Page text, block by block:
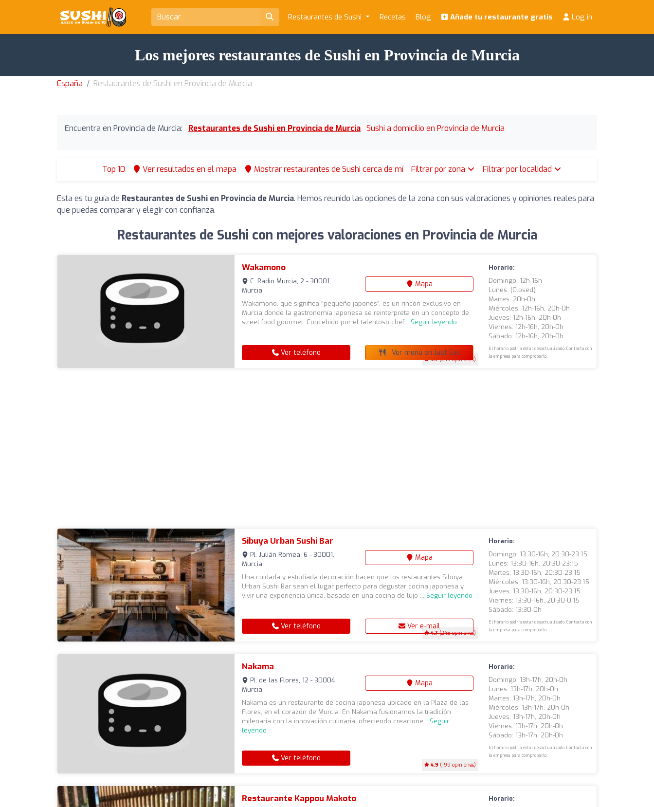
Restaurantes de Sushi Recetas Blog Añade tu restaurante gratis Log in
Los mejores restaurantes de Sushi en Provincia de Murcia
España Restaurantes de Sushi en Provincia de Murcia
Encuentra en Provincia de Murcia: Restaurantes de Sushi en Provincia de Murcia Sushi a domicilio en Provincia de Murcia
Top 10 Ver resultados en el mapa Mostrar restaurantes de Sushi cerca de mí Filtrar por zona Filtrar por localidad
Esta es tu guía de Restaurantes de Sushi en Provincia de Murcia. Hemos reunido las opciones de la zona con sus valoraciones y opiniones reales para
que puedas comparar y elegir con confianza.
Restaurantes de Sushi con mejores valoraciones en Provincia de Murcia
Wakamono
4.7(249 opiniones)
C. Radio Murcia, 2 - 30001,
Murcia
Mapa
Wakamono, que significa “pequeño japonés”, es un rincón exclusivo en
Murcia donde la gastronomía japonesa se reinterpreta en un concepto de
street food gourmet. Concebido por el talentoso chef... Seguir leyendo
Ver teléfono Ver menú en Just Eat
Horario:
Domingo: 12h-16h
Lunes: (closed)
Martes: 20h-0h
Miércoles: 12h-16h, 20h-0h
Jueves: 12h-16h, 20h-0h
Viernes: 12h-16h, 20h-0h
Sábado: 12h-16h, 20h-0h
El horario podría estar desactualizado. Contacta con
la empresa para comprobarlo.
Sibuya Urban Sushi Bar
4.7(245 opiniones)
Pl. Julián Romea, 6 - 30001,
Murcia
Mapa
Una cuidada y estudiada decoración hacen que los restaurantes Sibuya
Urban Sushi Bar sean el lugar perfecto para degustar cocina japonesa y
vivir una experiencia única, basada en una cocina de lujo ... Seguir leyendo
Ver teléfono Ver e-mail
Horario:
Domingo: 13:30-16h, 20:30-23:15
Lunes: 13:30-16h, 20:30-23:15
Martes: 13:30-16h, 20:30-23:15
Miércoles: 13:30-16h, 20:30-23:15
Jueves: 13:30-16h, 20:30-23:15
Viernes: 13:30-16h, 20:30-0:15
Sábado: 13:30-0h
El horario podría estar desactualizado. Contacta con
la empresa para comprobarlo.
Nakama
4.9 (199 opiniones)
Pl. de las Flores, 12 - 30004,
Murcia
Mapa
Nakama es un restaurante de cocina japonesa ubicado en la Plaza de las
Flores, en el corazón de Murcia. En Nakama fusionamos la tradición
milenaria con la innovación culinaria, ofreciendo creacione... Seguir
leyendo
Ver teléfono
Horario:
Domingo: 13h-17h, 20h-0h
Lunes: 13h-17h, 20h-0h
Martes: 13h-17h, 20h-0h
Miércoles: 13h-17h, 20h-0h
Jueves: 13h-17h, 20h-0h
Viernes: 13h-17h, 20h-0h
Sábado: 13h-17h, 20h-0h
El horario podría estar desactualizado. Contacta con
la empresa para comprobarlo.
Restaurante Kappou Makoto
Horario: